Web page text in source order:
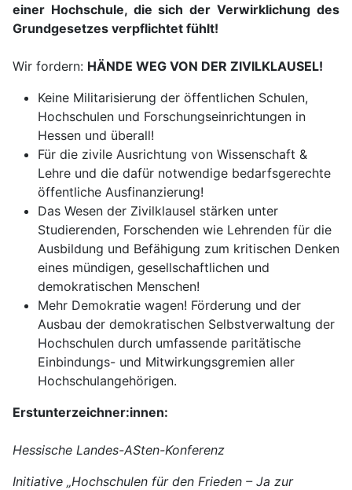
einer Hochschule, die sich der Verwirklichung des
Grundgesetzes verpflichtet fühlt!
Wir fordern: HÄNDE WEG VON DER ZIVILKLAUSEL!
Keine Militarisierung der öffentlichen Schulen,
Hochschulen und Forschungseinrichtungen in
Hessen und überall!
Für die zivile Ausrichtung von Wissenschaft &
Lehre und die dafür notwendige bedarfsgerechte
öffentliche Ausfinanzierung!
Das Wesen der Zivilklausel stärken unter
Studierenden, Forschenden wie Lehrenden für die
Ausbildung und Befähigung zum kritischen Denken
eines mündigen, gesellschaftlichen und
demokratischen Menschen!
Mehr Demokratie wagen! Förderung und der
Ausbau der demokratischen Selbstverwaltung der
Hochschulen durch umfassende paritätische
Einbindungs- und Mitwirkungsgremien aller
Hochschulangehörigen.
Erstunterzeichner:innen:
Hessische Landes-ASten-Konferenz
Initiative „Hochschulen für den Frieden – Ja zur